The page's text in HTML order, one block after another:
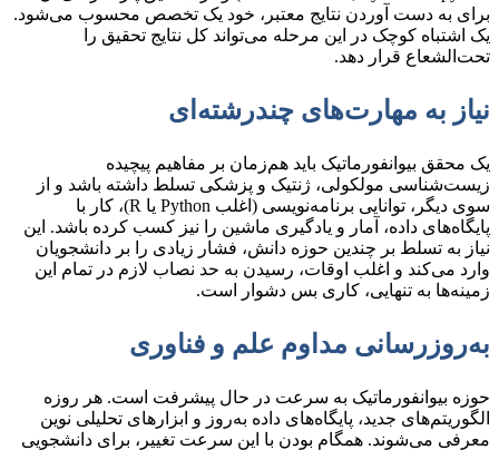
برای به دست آوردن نتایج معتبر، خود یک تخصص محسوب می‌شود.
یک اشتباه کوچک در این مرحله می‌تواند کل نتایج تحقیق را
تحت‌الشعاع قرار دهد.
نیاز به مهارت‌های چندرشته‌ای
یک محقق بیوانفورماتیک باید هم‌زمان بر مفاهیم پیچیده
زیست‌شناسی مولکولی، ژنتیک و پزشکی تسلط داشته باشد و از
سوی دیگر، توانایی برنامه‌نویسی (اغلب Python یا R)، کار با
پایگاه‌های داده، آمار و یادگیری ماشین را نیز کسب کرده باشد. این
نیاز به تسلط بر چندین حوزه دانش، فشار زیادی را بر دانشجویان
وارد می‌کند و اغلب اوقات، رسیدن به حد نصاب لازم در تمام این
زمینه‌ها به تنهایی، کاری بس دشوار است.
به‌روزرسانی مداوم علم و فناوری
حوزه بیوانفورماتیک به سرعت در حال پیشرفت است. هر روزه
الگوریتم‌های جدید، پایگاه‌های داده به‌روز و ابزارهای تحلیلی نوین
معرفی می‌شوند. همگام بودن با این سرعت تغییر، برای دانشجویی